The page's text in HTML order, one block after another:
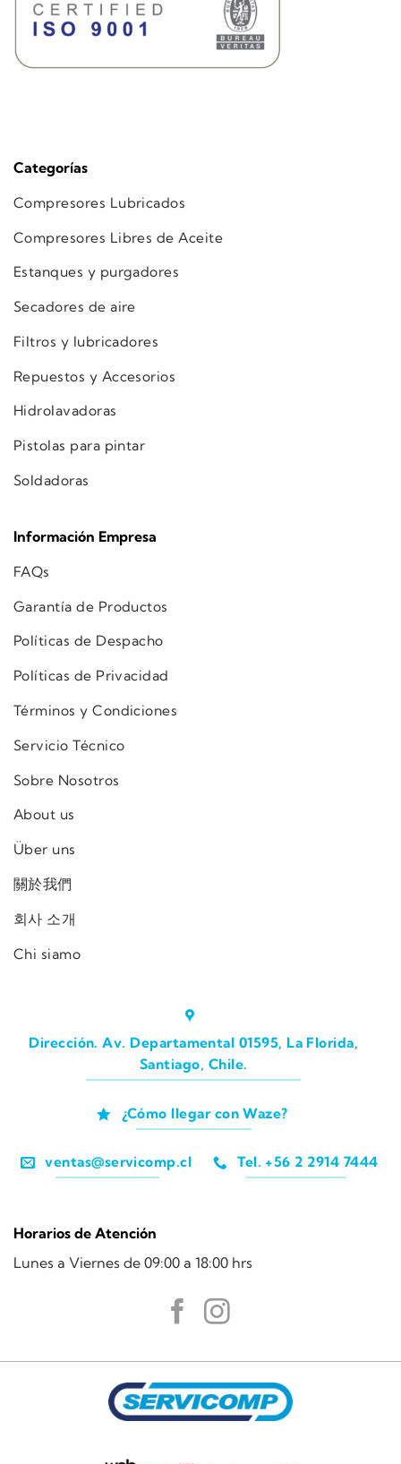
Categorías
Compresores Lubricados
Compresores Libres de Aceite
Estanques y purgadores
Secadores de aire
Filtros y lubricadores
Repuestos y Accesorios
Hidrolavadoras
Pistolas para pintar
Soldadoras
Información Empresa
FAQs
Garantía de Productos
Políticas de Despacho
Políticas de Privacidad
Términos y Condiciones
Servicio Técnico
Sobre Nosotros
About us
Über uns
關於我們
회사 소개
Chi siamo
Dirección. Av. Departamental 01595, La Florida,
Santiago, Chile.
¿Cómo llegar con Waze?
ventas@servicomp.cl Tel. +56 2 2914 7444
Horarios de Atención
Lunes a Viernes de 09:00 a 18:00 hrs